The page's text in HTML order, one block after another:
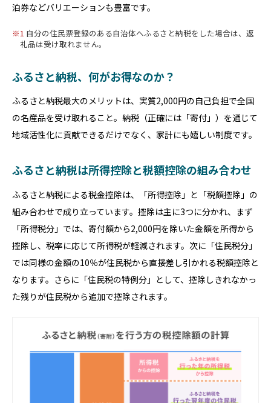
泊券などバリエーションも豊富です。
1 自分の住民票登録のある自治体へふるさと納税をした場合は、返
礼品は受け取れません。
ふるさと納税、何がお得なのか？
ふるさと納税最大のメリットは、実質2,000円の自己負担で全国
の名産品を受け取れること。納税（正確には「寄付」）を通じて
地域活性化に貢献できるだけでなく、家計にも嬉しい制度です。
ふるさと納税は所得控除と税額控除の組み合わせ
ふるさと納税による税金控除は、「所得控除」と「税額控除」の
組み合わせで成り立っています。控除は主に3つに分かれ、まず
「所得税分」では、寄付額から2,000円を除いた金額を所得から
控除し、税率に応じて所得税が軽減されます。次に「住民税分」
では同様の金額の10％が住民税から直接差し引かれる税額控除と
なります。さらに「住民税の特例分」として、控除しきれなかっ
た残りが住民税から追加で控除されます。